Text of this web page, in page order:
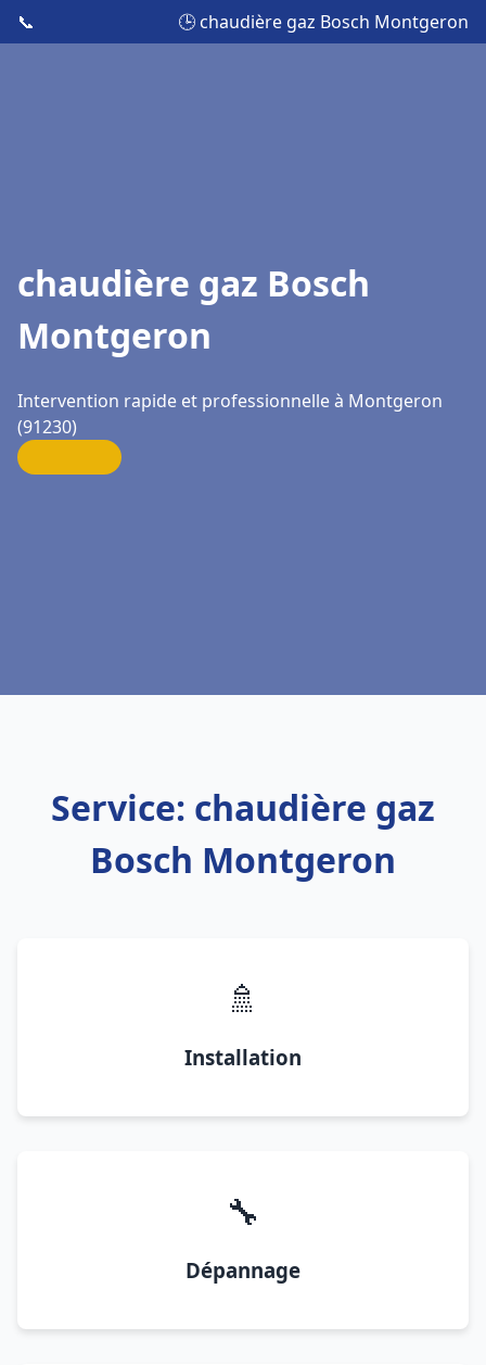
📞 🕒 chaudière gaz Bosch Montgeron
chaudière gaz Bosch
Montgeron
Intervention rapide et professionnelle à Montgeron
(91230)
Service: chaudière gaz
Bosch Montgeron
🚿
Installation
🔧
Dépannage